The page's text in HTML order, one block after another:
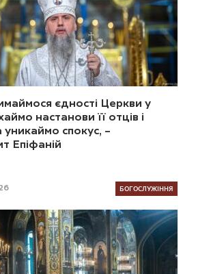
єдності Церкви у
настанови її отців і
уникаймо спокус, –
Епіфаній
БОГОСЛУЖІННЯ